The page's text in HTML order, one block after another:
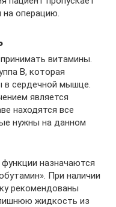
на операцию.
витамины.
В, которая
в сердечной мышце.
является
находятся все
нужны на данном
назначаются
При наличии
рекомендованы
жидкость из